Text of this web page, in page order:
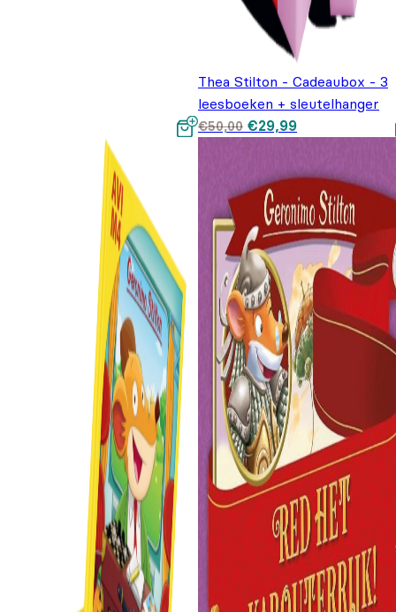
Thea Stilton - Cadeaubox - 3
leesboeken + sleutelhanger
€50,00 Oorspronkelijke prijs
was: €50,00.
€29,99Huidige prijs
€29,99.